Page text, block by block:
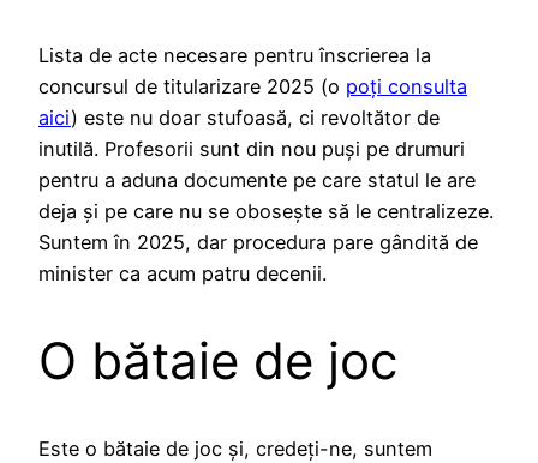
Lista de acte necesare pentru înscrierea la
concursul de titularizare 2025 (o poți consulta
aici) este nu doar stufoasă, ci revoltător de
inutilă. Profesorii sunt din nou puși pe drumuri
pentru a aduna documente pe care statul le are
deja și pe care nu se obosește să le centralizeze.
Suntem în 2025, dar procedura pare gândită de
minister ca acum patru decenii.
O bătaie de joc
Este o bătaie de joc și, credeți-ne, suntem